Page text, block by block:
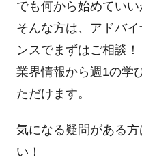
でも何から始めていい
そんな方は、アドバ
ンスでまずはご相談！
業界情報から週1の学
ただけます。
気になる疑問がある
い！